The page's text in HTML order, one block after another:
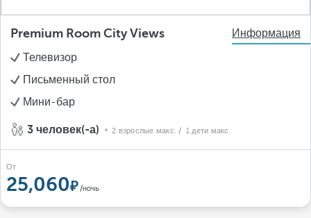
Premium Room City Views
Информация
Телевизор
Письменный стол
Мини-бар
3 человек(-а) 2 взрослые макс. / 1 дети макс.
От
25,060 /ночь